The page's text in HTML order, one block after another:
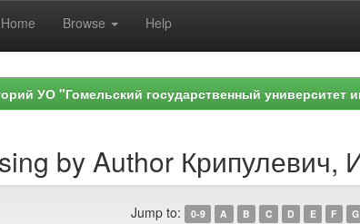
Browse Help
УО "Гомельский государственный университет
by Author Крипулевич,
Jump to: 0-9 A B C D E F G